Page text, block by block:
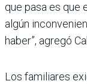
que pasa es que
algún
haber”, agregó
Los familiares